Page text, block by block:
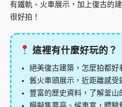
有鐵軌、火車展示，加上復古的
很好拍！
這裡有什麼好玩的？
絕美復古建築，怎麼拍都好
舊火車頭展示，近距離感受
豐富的歷史資料，了解釜山
模擬售票亭、候車室，體驗